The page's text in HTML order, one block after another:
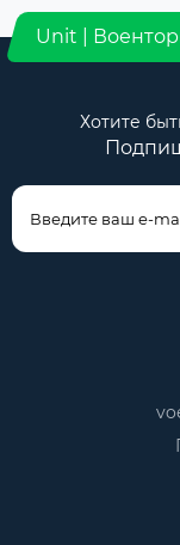
Unit |
Хотите